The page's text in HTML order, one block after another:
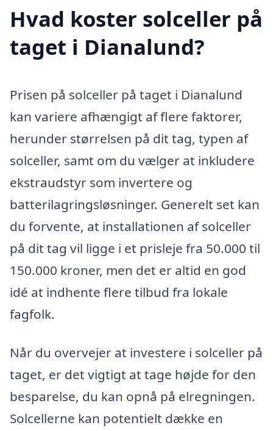
Hvad koster solceller på
taget i Dianalund?
Prisen på solceller på taget i Dianalund
kan variere afhængigt af flere faktorer,
herunder størrelsen på dit tag, typen af
solceller, samt om du vælger at inkludere
ekstraudstyr som invertere og
batterilagringsløsninger. Generelt set kan
du forvente, at installationen af solceller
på dit tag vil ligge i et prisleje fra 50.000 til
150.000 kroner, men det er altid en god
idé at indhente flere tilbud fra lokale
fagfolk.
Når du overvejer at investere i solceller på
taget, er det vigtigt at tage højde for den
besparelse, du kan opnå på elregningen.
Solcellerne kan potentielt dække en